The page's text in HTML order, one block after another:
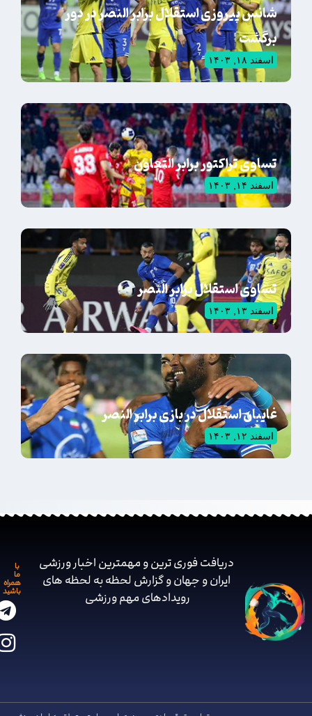
شانس پیروزی استقلال برابر النصر در دور
برگشت
اسفند ۱۸, ۱۴۰۳
تساوی تراکتور برابر التعاون
اسفند ۱۴, ۱۴۰۳
تساوی استقلال برابر النصر
اسفند ۱۳, ۱۴۰۳
غایبان استقلال در بازی برابر النصر
اسفند ۱۲, ۱۴۰۳
دریافت فوری ترین و مهمترین اخبار ورزشی
ایران و جهان و گزارش لحظه به لحظه های
رویدادهای مهم ‌ورزشی
همراه
باشید